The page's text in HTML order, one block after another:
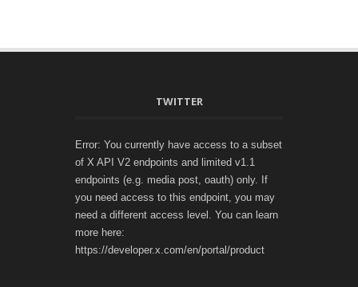
TWITTER
Error: You currently have access to a subset
of X API V2 endpoints and limited v1.1
endpoints (e.g. media post, oauth) only. If
you need access to this endpoint, you may
need a different access level. You can learn
more here:
https://developer.x.com/en/portal/product